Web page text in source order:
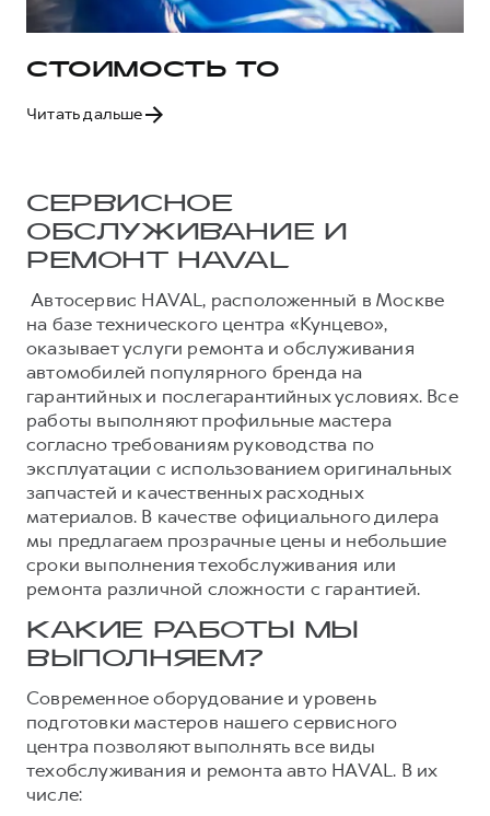
СТОИМОСТЬ ТО
Читать дальше
СЕРВИСНОЕ
ОБСЛУЖИВАНИЕ И
РЕМОНТ HAVAL
Автосервис HAVAL, расположенный в Москве
на базе технического центра «Кунцево»,
оказывает услуги ремонта и обслуживания
автомобилей популярного бренда на
гарантийных и послегарантийных условиях. Все
работы выполняют профильные мастера
согласно требованиям руководства по
эксплуатации с использованием оригинальных
запчастей и качественных расходных
материалов. В качестве официального дилера
мы предлагаем прозрачные цены и небольшие
сроки выполнения техобслуживания или
ремонта различной сложности с гарантией.
КАКИЕ РАБОТЫ МЫ
ВЫПОЛНЯЕМ?
Современное оборудование и уровень
подготовки мастеров нашего сервисного
центра позволяют выполнять все виды
техобслуживания и ремонта авто HAVAL. В их
числе: